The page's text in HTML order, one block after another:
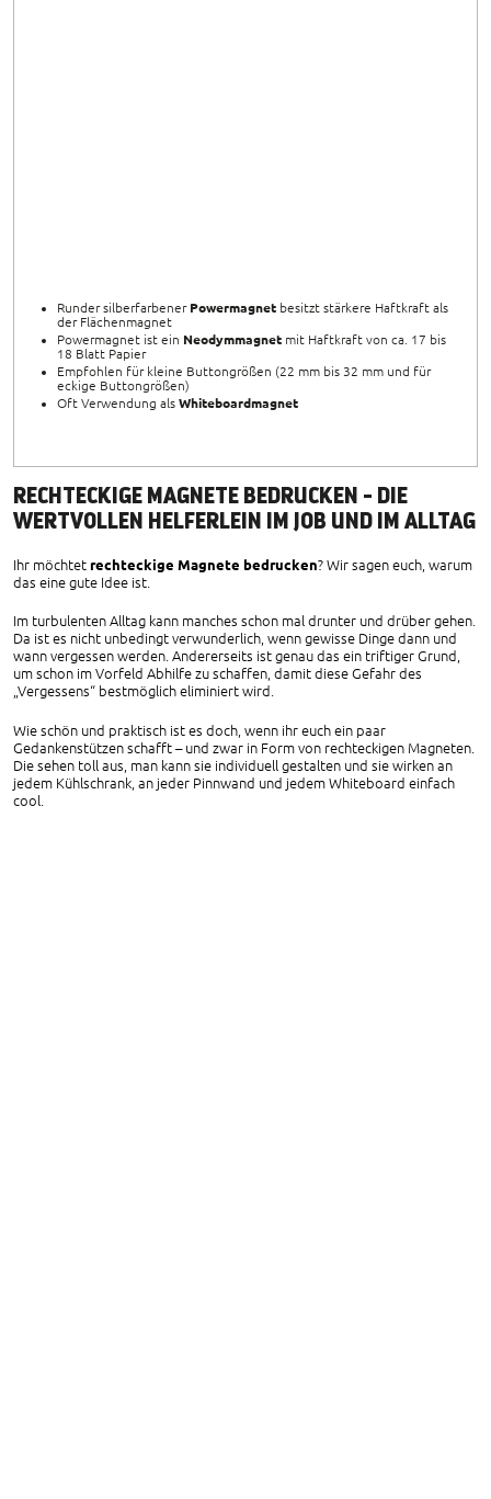
Runder silberfarbener Powermagnet besitzt stärkere Haftkraft als
der Flächenmagnet
Powermagnet ist ein Neodymmagnet mit Haftkraft von ca. 17 bis
18 Blatt Papier
Empfohlen für kleine Buttongrößen (22 mm bis 32 mm und für
eckige Buttongrößen)
Oft Verwendung als Whiteboardmagnet
RECHTECKIGE MAGNETE BEDRUCKEN - DIE
WERTVOLLEN HELFERLEIN IM JOB UND IM ALLTAG
Ihr möchtet rechteckige Magnete bedrucken? Wir sagen euch, warum
das eine gute Idee ist.
Im turbulenten Alltag kann manches schon mal drunter und drüber gehen.
Da ist es nicht unbedingt verwunderlich, wenn gewisse Dinge dann und
wann vergessen werden. Andererseits ist genau das ein triftiger Grund,
um schon im Vorfeld Abhilfe zu schaffen, damit diese Gefahr des
„Vergessens“ bestmöglich eliminiert wird.
Wie schön und praktisch ist es doch, wenn ihr euch ein paar
Gedankenstützen schafft – und zwar in Form von rechteckigen Magneten.
Die sehen toll aus, man kann sie individuell gestalten und sie wirken an
jedem Kühlschrank, an jeder Pinnwand und jedem Whiteboard einfach
cool.